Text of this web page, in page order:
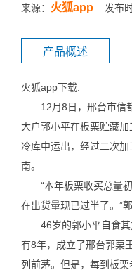
来源： 火狐app 发布
产品概述
火狐app下载:
12月8日，邢台市信都
大户郭小平在板栗贮藏
冷库中运出，经过二次
南。
“本年板栗收买总量初
在出货量现已过半了。”郭
46岁的郭小平自食其
有8年，成立了邢台郭栗
列前茅。但是，每到板